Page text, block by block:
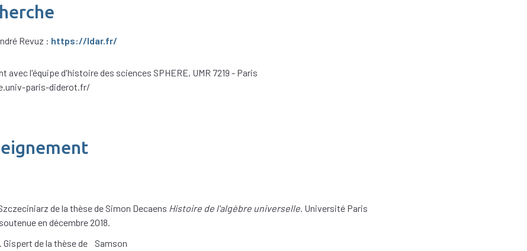
Revuz : https://ldar.fr/
avec l'équipe d'histoire des sciences SPHERE, UMR 7219 - Paris
paris-diderot.fr/
de la thèse de Simon Decaens Histoire de l'algèbre universelle. Université Paris
en décembre 2018.
Gispert de la thèse de Samson